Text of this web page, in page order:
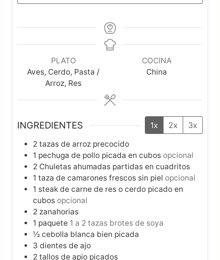
PLATO
Aves, Cerdo, Pasta /
Arroz, Res
COCINA
China
INGREDIENTES 1x 2x 3x
2 tazas de arroz precocido
1 pechuga de pollo picada en cubos opcional
2 Chuletas ahumadas partidas en cuadritos
1 taza de camarones frescos sin piel opcional
1 steak de carne de res o cerdo picado en
cubos opcional
2 zanahorias
1 paquete 1 a 2 tazas brotes de soya
½ cebolla blanca bien picada
3 dientes de ajo
2 tallos de apio picados